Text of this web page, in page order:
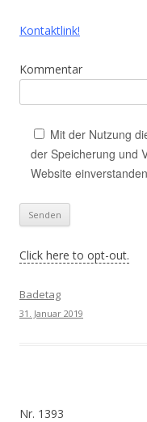
Kontaktlink!
Kommentar
Mit der Nutzung
der Speicherung und
Website
Click here to opt-out.
Badetag
31. Januar 2019
Nr. 1393